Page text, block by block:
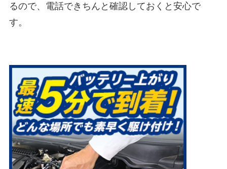
るので、電話できちんと確認しておくと安心で
す。